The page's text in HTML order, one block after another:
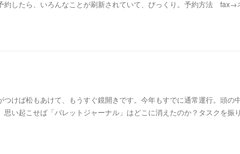
約したら、いろんなことが刷新されていて、びっくり。予約方法 fax→
けば松もあけて、もうすぐ鏡開きです。今年もすでに通常運行。頭の
思い起こせば「バレットジャーナル」はどこに消えたのか？タスクを振